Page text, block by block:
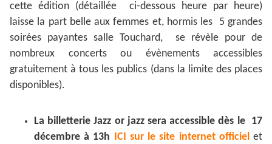
cette édition (détaillée ci-dessous heure par heure)
laisse la part belle aux femmes et, hormis les 5 grandes
soirées payantes salle Touchard, se révèle pour de
nombreux concerts ou évènements accessibles
gratuitement à tous les publics (dans la limite des places
disponibles).
La billetterie Jazz or jazz sera accessible dès le 17
décembre à 13h ICI sur le site internet officielet